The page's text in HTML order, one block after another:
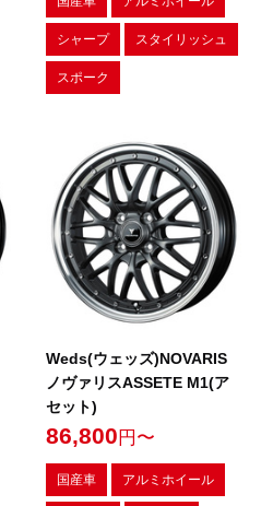
シャープ スタイリッシュ
スポーク
Weds(ウェッズ)NOVARIS
ノヴァリスASSETE M1(ア
セット)
86,800 円〜
国産車 アルミホイール